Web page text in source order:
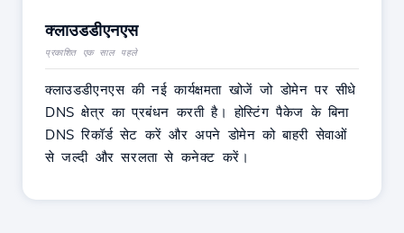
क्लाउडडीएनएस
प्रकाशित एक साल पहले
क्लाउडडीएनएस की नई कार्यक्षमता खोजें जो डोमेन पर सीधे
DNS क्षेत्र का प्रबंधन करती है। होस्टिंग पैकेज के बिना
DNS रिकॉर्ड सेट करें और अपने डोमेन को बाहरी सेवाओं
से जल्दी और सरलता से कनेक्ट करें।